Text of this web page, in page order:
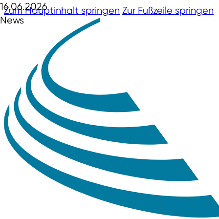
Zum Hauptinhalt springen Zur Fußzeile springen
16.06.2026
News